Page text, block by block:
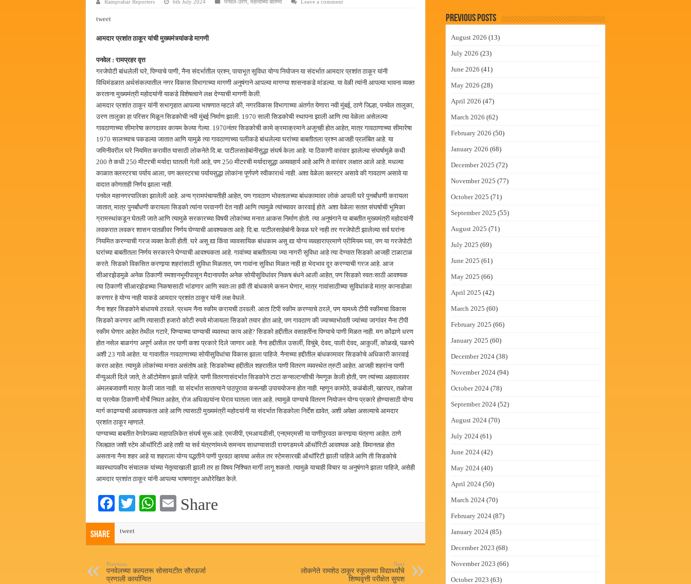
कामोठे येथे समाजोपयोगी वस्तूंच्या वाटपाचा उपक्रम
Ramprahar Reporters 6th July 2024 पनवेल-उरण महत्वाच्या बातम्या Leave a comment
tweet
आमदार प्रशांत ठाकूर यांची मुख्यमंत्र्यांकडे मागणी
पनवेल : रामप्रहर वृत्त
गरजेपोटी बांधलेली घरे, पिण्याचे पाणी, नैना संदर्भातील प्रश्न, पायाभूत सुविधा योग्य नियोजन या संदर्भात आमदार प्रशांत ठाकूर यांनी
विधिमंडळात अर्थसंकल्पातील नगर विकास विभागाच्या मागणी अनुषंगाने आपल्या मागण्या शासनाकडे मांडल्या. या वेळी त्यांनी आपल्या भावना व्यक्त
करताना मुख्यमंत्री महोदयांनी याकडे विशेषत्वाने लक्ष देण्याची मागणी केली.
आमदार प्रशांत ठाकूर यांनी सभागृहात आपल्या भाषणात म्हटले की, नगरविकास विभागाच्या अंतर्गत येणारा नवी मुंबई, ठाणे जिल्हा, पनवेल तालुका,
उरण तालुका हा परिसर मिळून सिडकोची नवी मुंबई निर्माण झाली. 1970 साली सिडकोची स्थापना झाली आणि त्या वेळेला असेलल्या
गावठाणाच्या सीमारेषा कागदावर कायम केल्या गेल्या. 1970नंतर सिडकोची कामे क्रमाक्रमाने अजूनही होत आहेत, मात्र गावठाणाच्या सीमारेषा
1970 सालच्याच पकडल्या जातात आणि यामुळे त्या गावठाणाच्या पलीकडे बांधलेल्या घरांच्या बाबतीतला प्रश्न आजही प्रलंबित आहे. या
जमिनीवरील घरे नियमित करावीत यासाठी लोकनेते दि.बा. पाटीलसाहेबांनीसुद्धा संघर्ष केला आहे. या ठिकाणी वारंवार झालेल्या संघर्षामुळे कधी
200 ते कधी 250 मीटरची मर्यादा घातली गेली आहे, पण 250 मीटरची मर्यादासुद्धा अव्यवहार्य आहे आणि ते वारंवार लक्षात आले आहे. मधल्या
काळात क्लस्टरचा पर्याय आला, पण क्लस्टरचा पर्यायसुद्धा लोकांना पूर्णपणे स्वीकारार्थ नाही. अशा वेळेला क्लस्टर असावे की गावठाण असावे या
वादात कोणताही निर्णय झाला नाही.
पनवेल महानगरपालिका झालेली आहे. अन्य ग्रामपंचायतीही आहेत, पण गावठाण भोवतालच्या बांधकामावर लोकं आपली घरे पुनर्बांधणी करायला
जातात, मात्र पुनर्बांधणी करायला सिडको त्यांना परवानगी देत नाही आणि त्यामुळे त्यांच्यावर कारवाई होते. अशा वेळेला सतत संघर्षाची भूमिका
ग्रामस्थांकडून घेतली जाते आणि त्यामुळे सरकारच्या विषयी लोकांच्या मनात आकस निर्माण होतो. त्या अनुषंगाने या बाबतीत मुख्यमंत्री महोदयांनी
लवकरात लवकर शासन पातळीवर निर्णय घेण्याची आवश्यकता आहे. दि.बा. पाटीलसाहेबांनी केवळ घरे नाही तर गरजेपोटी झालेल्या सर्व घरांना
नियमित करण्याची गरज व्यक्त केली होती. घरे असू द्या किंवा व्यावसायिक बांधकाम असू द्या योग्य व्यवहाराप्रमाणे प्रीमियम घ्या, पण या गरजेपोटी
घरांच्या बाबतीतला निर्णय सरकारने घेण्याची आवश्यकता आहे. गावांच्या बाबतीतल्या ज्या नागरी सुविधा आहे त्या देण्यात सिडको आजही टाळाटाळ
करते. सिडको विकसित करणार्‍या शहरांसाठी सुविधा मिळतात, पण गावांना सुविधा मिळत नाही हा भेदभाव दूर करण्याची गरज आहे. आज
सीआरझेडमुळे अनेक ठिकाणी स्मशानभूमीपासून मैदानापर्यंत अनेक सोयीसुविधांवर निकष बंधने आली आहेत, पण सिडको स्वतःसाठी आवश्यक
त्या ठिकाणी सीआरझेडच्या निकषासाठी भांडणार आणि स्वतःला हवी ती बांधकामे करून घेणार, मात्र गावांसाठीच्या सुविधांकडे मात्र कानाडोळा
करणार हे योग्य नाही याकडे आमदार प्रशांत ठाकूर यांनी लक्ष वेधले.
नैना शहर सिडकोने बांधायचे ठरवले. प्रथम नैना स्कीम करायची ठरवली. आता टिपी स्कीम करण्याचे ठरले, पण यामध्ये टीपी स्कीमचा विकास
सिडको करणार आणि त्यासाठी हजारो कोटी रुपये मोजायला सिडको तयार होत आहे, पण गावठाण की ज्याच्याभोवती ज्यांच्या जागांवर नैना टीपी
स्कीम घेणार आहेत तेथील गटारे, पिण्याच्या पाण्याची व्यवस्था काय आहे? सिडको हद्दीतील वसाहतींना पिण्याचे पाणी मिळत नाही. मग कोंढाणे धरण
होत नसेल बाळगंगा अपूर्ण असेल तर पाणी कशा प्रकारे दिले जाणार आहे. नैना हद्दीतील उसर्ली, विचुंबे, देवद, पाली देवद, आकुर्ली, कोळखे, पळस्पे
अशी 23 गावे आहेत. या गावातील गावठाणाच्या सोयीसुविधांचा विकास झाला पाहिजे. नैनाच्या हद्दीतील बांधकामावर सिडकोचे अधिकारी कारवाई
करत आहेत. त्यामुळे लोकांच्या मनात असंतोष आहे. सिडकोच्या हद्दीतील शहरातील पाणी वितरण व्यवस्थेत त्रुटी आहेत. आजही शहरांना पाणी
मॅन्युअली दिले जाते, ते ऑटोमेशन झाले पाहिजे. पाणी वितरणासंदर्भात सिडकोने टाटा कन्सल्टन्सीची नेमणूक केली होती, पण त्यांच्या अहवालावर
अंमलबजावणी मात्र केली जात नाही. या संदर्भात सातत्याने पाठपुरावा करूनही उपाययोजना होत नाही. म्हणून कामोठे, कळंबोली, खारघर, तळोजा
या प्रत्येक ठिकाणी मोर्चे निघत आहेत, रोज अधिकार्‍यांना घेराव घातला जात आहे. त्यामुळे पाण्याचे वितरण नियोजन योग्य प्रकारे होण्यासाठी योग्य
मार्ग काढण्याची आवश्यकता आहे आणि त्यासाठी मुख्यमंत्री महोदयांनी या संदर्भात सिडकोला निर्देश द्यावेत, अशी अपेक्षा असल्याचे आमदार
प्रशांत ठाकूर म्हणाले.
पाण्याच्या बाबतीत वेगवेगळ्या महापालिकेत संघर्ष सुरू आहे. एमजीपी, एमआयडीसी, एनएमएमसी या पाणीपुरवठा करणार्‍या यंत्रणा आहेत. ठाणे
जिल्ह्यात जशी स्टेम ऑथॉरिटी आहे तशी या सर्व यंत्रणांमध्ये समन्वय साधण्यासाठी रायगडमध्ये ऑथॉरिटी आवश्यक आहे. विमानतळ होत
असताना नैना शहर आहे या शहराला योग्य पद्धतीने पाणी पुरवठा व्हायचा असेल तर स्टेमसारखी ऑथॉरिटी झाली पाहिजे आणि ती सिडकोचे
व्यवस्थापकीय संचालक यांच्या नेतृत्वाखाली झाली तर हा विषय निश्चित मार्गी लागू शकतो. त्यामुळे याचाही विचार या अनुषंगाने झाला पाहिजे, असेही
आमदार प्रशांत ठाकूर यांनी आपल्या भाषणातून अधोरेखित केले.
Fa
bo
ok
T
r
W
A
pp
E
Share
Share tweet
Previous
पनवेलच्या कल्पतरू सोसायटीत सौरऊर्जा
प्रणाली कार्यान्वित
Next
लोकनेते रामशेठ ठाकूर स्कूलच्या विद्यार्थ्यांचे
शिष्यवृत्ती परीक्षेत सुयश
Previous Posts
August 2026 (13)
July 2026 (23)
June 2026 (41)
May 2026 (28)
April 2026 (47)
March 2026 (62)
February 2026 (50)
January 2026 (68)
December 2025 (72)
November 2025 (77)
October 2025 (71)
September 2025 (55)
August 2025 (71)
July 2025 (69)
June 2025 (61)
May 2025 (66)
April 2025 (42)
March 2025 (60)
February 2025 (66)
January 2025 (60)
December 2024 (38)
November 2024 (94)
October 2024 (78)
September 2024 (52)
August 2024 (70)
July 2024 (61)
June 2024 (42)
May 2024 (40)
April 2024 (50)
March 2024 (70)
February 2024 (87)
January 2024 (85)
December 2023 (68)
November 2023 (66)
October 2023 (63)